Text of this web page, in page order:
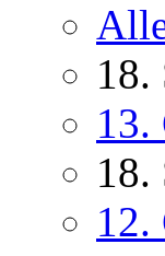
18.
13.
18.
12.